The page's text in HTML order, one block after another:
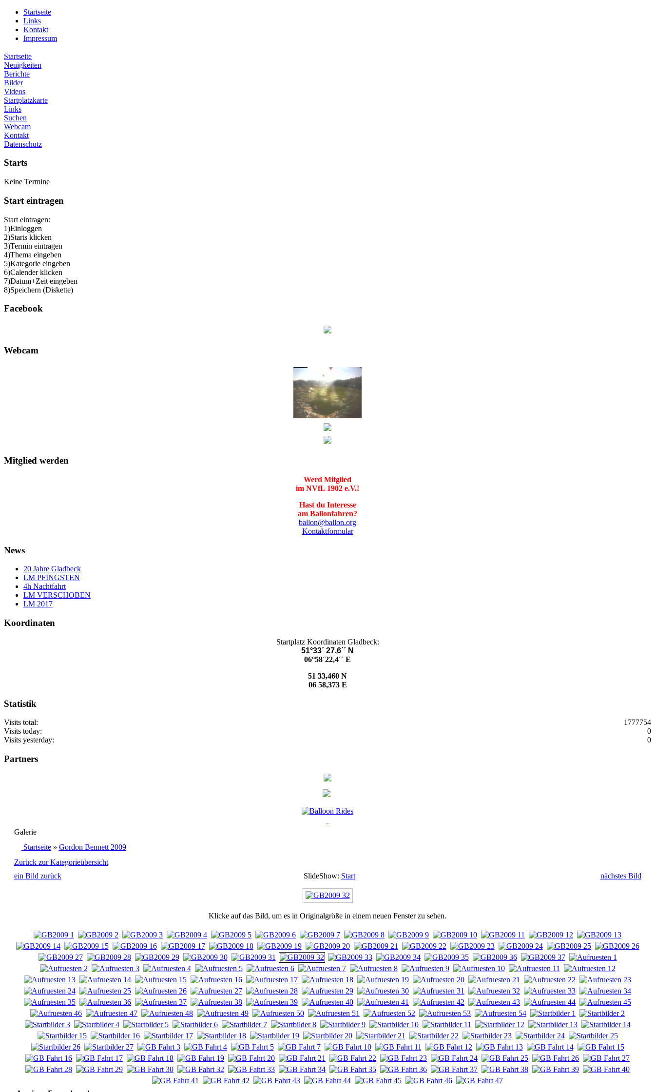
Startseite
Links
Kontakt
Impressum
Startseite
Neuigkeiten
Berichte
Bilder
Videos
Startplatzkarte
Links
Suchen
Webcam
Kontakt
Datenschutz
Starts
Keine Termine
Start eintragen
Start eintragen:
1)Einloggen
2)Starts klicken
3)Termin eintragen
4)Thema eingeben
5)Kategorie eingeben
6)Calender klicken
7)Datum+Zeit eingeben
8)Speichern (Diskette)
Facebook
Webcam
Mitglied werden
Werd Mitglied
im NVfL 1902 e.V.!
Hast du Interesse
am Ballonfahren?
ballon@ballon.org
Kontaktformular
News
20 Jahre Gladbeck
LM PFINGSTEN
4h Nachtfahrt
LM VERSCHOBEN
LM 2017
Koordinaten
Startplatz Koordinaten Gladbeck:
51°33´ 27,6´´ N
06°58´22,4´´ E
51 33,460 N
06 58,373 E
Statistik
Visits total:
1777754
Visits today:
0
Visits yesterday:
0
Partners
Galerie
Startseite» Gordon Bennett 2009
Zurück zur Kategorieübersicht
ein Bild zurück
SlideShow: Start nächstes Bild
Klicke auf das Bild, um es in Originalgröße in einem neuen Fenster zu sehen.